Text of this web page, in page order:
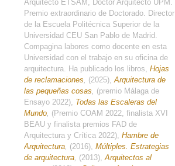
Arquitecto ETSAM, Doctor Arquitecto UPM.
Premio extraordinario de Doctorado. Director
de la Escuela Politécnica Superior de la
Universidad CEU San Pablo de Madrid.
Compagina labores como docente en esta
Universidad con el trabajo en su oficina de
arquitectura. Ha publicado los libros,Hojas
de reclamaciones
(2025),Arquitectura de
las pequeñas cosas
(premio Málaga de
Ensayo 2022), Todas las Escaleras del
Mundo (Premio COAM 2022, finalista XVI
BEAU y finalista premios FAD de
Arquitectura y Crítica 2022),Hambre de
Arquitectura (2016),Múltiples. Estrategias
de arquitectura (2013),Arquitectos al